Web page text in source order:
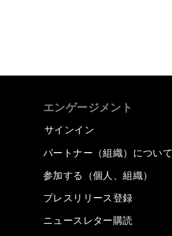
エンゲージメント
サインイン
パートナー（組織）につい
参加する（個人、組織）
プレスリリース登録
ニュースレター購読